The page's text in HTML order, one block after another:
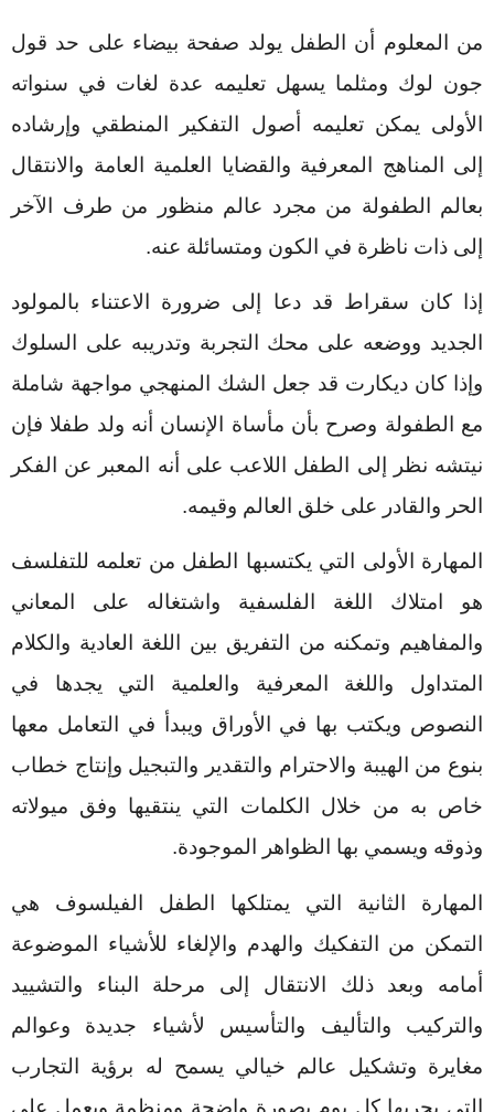
من المعلوم أن الطفل يولد صفحة بيضاء على حد قول
جون لوك ومثلما يسهل تعليمه عدة لغات في سنواته
الأولى يمكن تعليمه أصول التفكير المنطقي وإرشاده
إلى المناهج المعرفية والقضايا العلمية العامة والانتقال
بعالم الطفولة من مجرد عالم منظور من طرف الآخر
إلى ذات ناظرة في الكون ومتسائلة عنه.
إذا كان سقراط قد دعا إلى ضرورة الاعتناء بالمولود
الجديد ووضعه على محك التجربة وتدريبه على السلوك
وإذا كان ديكارت قد جعل الشك المنهجي مواجهة شاملة
مع الطفولة وصرح بأن مأساة الإنسان أنه ولد طفلا فإن
نيتشه نظر إلى الطفل اللاعب على أنه المعبر عن الفكر
الحر والقادر على خلق العالم وقيمه.
المهارة الأولى التي يكتسبها الطفل من تعلمه للتفلسف
هو امتلاك اللغة الفلسفية واشتغاله على المعاني
والمفاهيم وتمكنه من التفريق بين اللغة العادية والكلام
المتداول واللغة المعرفية والعلمية التي يجدها في
النصوص ويكتب بها في الأوراق ويبدأ في التعامل معها
بنوع من الهيبة والاحترام والتقدير والتبجيل وإنتاج خطاب
خاص به من خلال الكلمات التي ينتقيها وفق ميولاته
وذوقه ويسمي بها الظواهر الموجودة.
المهارة الثانية التي يمتلكها الطفل الفيلسوف هي
التمكن من التفكيك والهدم والإلغاء للأشياء الموضوعة
أمامه وبعد ذلك الانتقال إلى مرحلة البناء والتشييد
والتركيب والتأليف والتأسيس لأشياء جديدة وعوالم
مغايرة وتشكيل عالم خيالي يسمح له برؤية التجارب
التي يجريها كل يوم بصورة واضحة ومنظمة ويعمل على